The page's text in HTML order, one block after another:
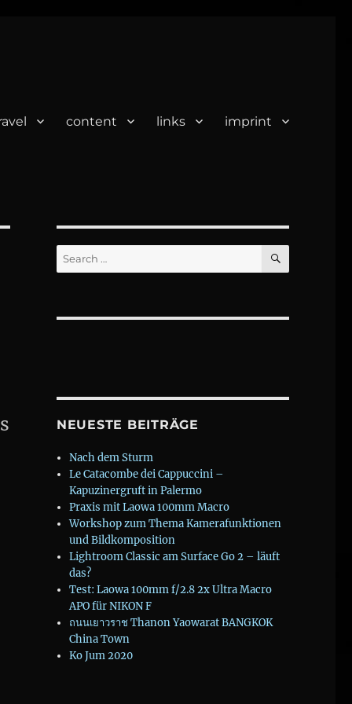
content links imprint
Search
for:
SEARCH
NEUESTE BEITRÄGE
Nach dem Sturm
Le Catacombe dei Cappuccini –
Kapuzinergruft in Palermo
Praxis mit Laowa 100mm Macro
Workshop zum Thema Kamerafunktionen
und Bildkomposition
Lightroom Classic am Surface Go 2 – läuft
das?
Test: Laowa 100mm f/2.8 2x Ultra Macro
APO für NIKON F
ถนนเยาวราช Thanon Yaowarat BANGKOK
China Town
Ko Jum 2020